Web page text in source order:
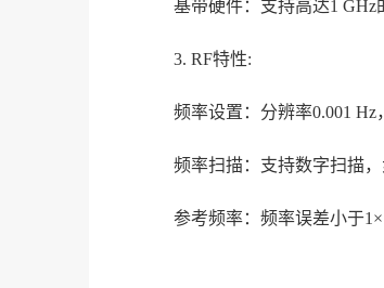
基带硬件：支持高达1 GHz
3. RF特性:
频率设置：分辨率0.001 Hz
频率扫描：支持数字扫描
参考频率：频率误差小于